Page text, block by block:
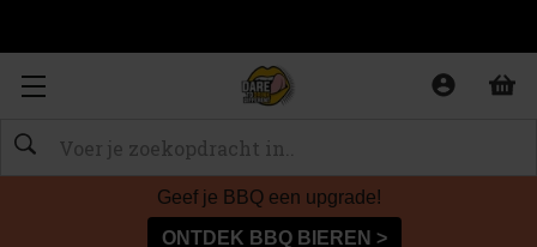
Zoeken
Geef je BBQ een upgrade!
ONTDEK BBQ BIEREN >